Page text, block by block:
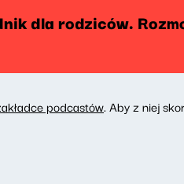
dla rodziców.
podcastów. Aby z niej